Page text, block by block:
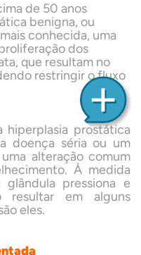
de 50 anos
benigna, ou
conhecida, uma
dos
que resultam no
restringir o fluxo
prostática
doença séria ou um
alteração comum
À medida
pressiona e
resultar em alguns
eles.